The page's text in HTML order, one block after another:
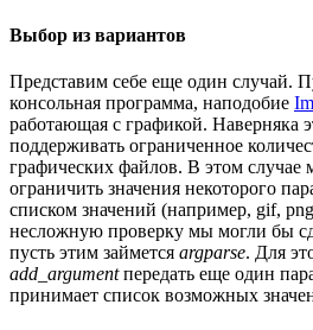
Выбор из вариантов
Представим себе еще один случай.
консольная программа, наподобие
работающая с графикой. Наверняка
поддерживать ограниченное
графических файлов. В этом случае
ограничить значения некоторого
списком значений (например, gif,
несложную проверку мы могли бы
пусть этим займется argparse. Для
add_argumentпередать еще один
принимает список возможных